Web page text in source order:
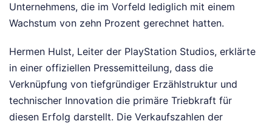
Unternehmens, die im Vorfeld lediglich mit einem
Wachstum von zehn Prozent gerechnet hatten.
Hermen Hulst, Leiter der PlayStation Studios, erklärte
in einer offiziellen Pressemitteilung, dass die
Verknüpfung von tiefgründiger Erzählstruktur und
technischer Innovation die primäre Triebkraft für
diesen Erfolg darstellt. Die Verkaufszahlen der